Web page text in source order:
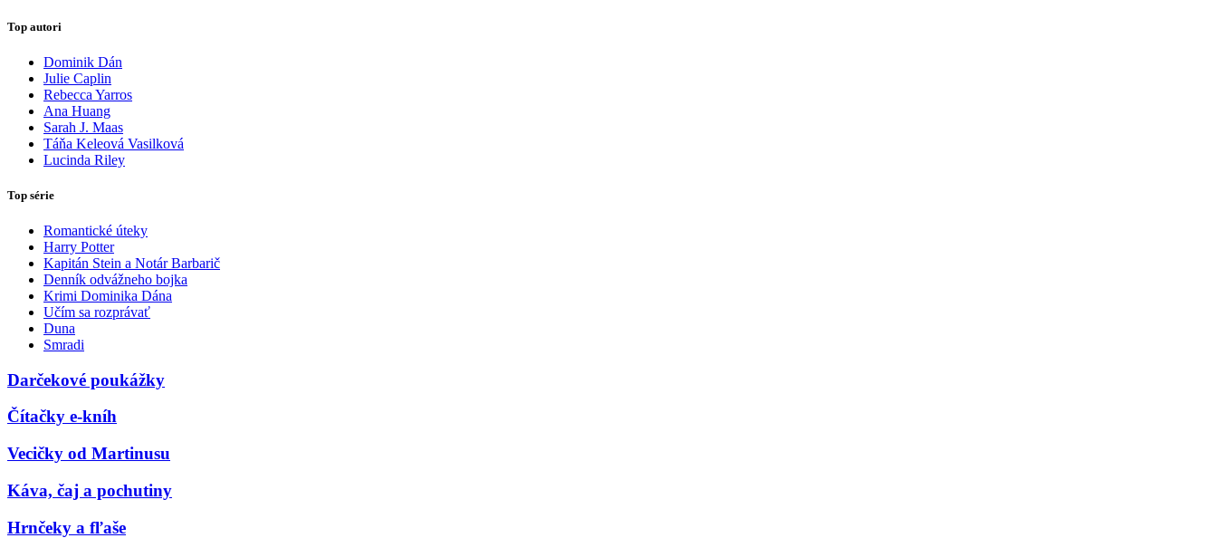
Top autori
Dominik Dán
Julie Caplin
Rebecca Yarros
Ana Huang
Sarah J. Maas
Táňa Keleová Vasilková
Lucinda Riley
Top série
Romantické úteky
Harry Potter
Kapitán Stein a Notár Barbarič
Denník odvážneho bojka
Krimi Dominika Dána
Učím sa rozprávať
Duna
Smradi
Darčekové poukážky
Čítačky e-kníh
Vecičky od Martinusu
Káva, čaj a pochutiny
Hrnčeky a fľaše